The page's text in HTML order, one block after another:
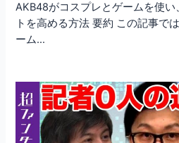
AKB48がコスプレとゲームを使
トを高める方法 要約 この記事で
ーム…